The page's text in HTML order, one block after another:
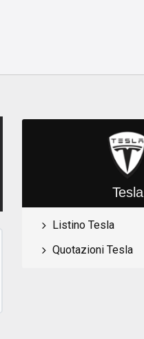
Tesla
Listino Tesla
Quotazioni Tesla